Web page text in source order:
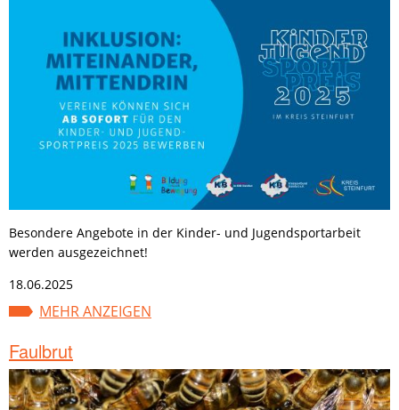
Besondere Angebote in der Kinder- und Jugendsportarbeit
werden ausgezeichnet!
18.06.2025
MEHR ANZEIGEN
Faulbrut